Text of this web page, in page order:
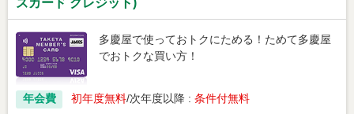
ズカード クレジット)
多慶屋で使っておトクにためる！ためて多慶屋
でおトクな買い方！
年会費 初年度無料 次年度以降 : 条件付無料